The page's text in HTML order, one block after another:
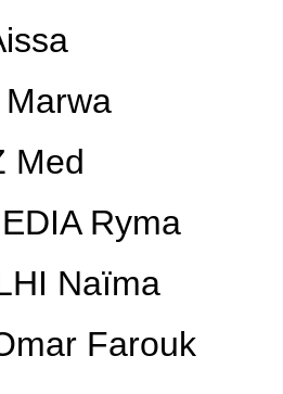
Marwa
Med
Ryma
Naïma
Farouk